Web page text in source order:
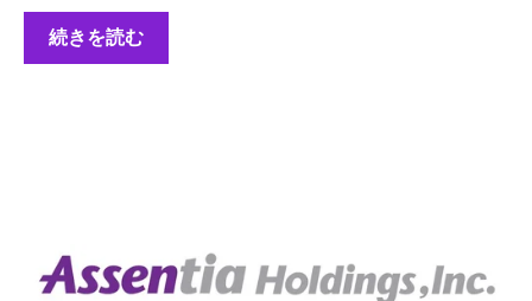
続きを読む